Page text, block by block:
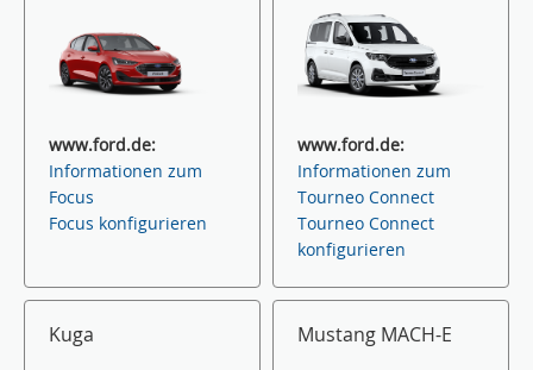
www.ford.de:
Informationen zum
Focus
Focus konfigurieren
www.ford.de:
Informationen zum
Tourneo Connect
Tourneo Connect
konfigurieren
Kuga Mustang MACH-E